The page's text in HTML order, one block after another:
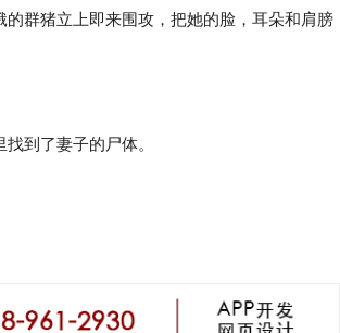
群猪立上即来围攻，把她的脸，耳朵和肩膀
到了妻子的尸体。